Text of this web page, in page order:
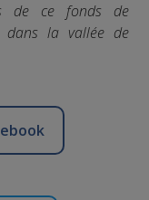
de ce fonds de
dans la vallée de